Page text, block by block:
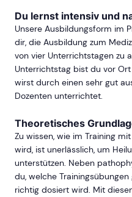
Du lernst intensiv und
Unsere Ausbildungsform im
dir, die Ausbildung zum
von vier Unterrichtstagen zu
Unterrichtstag bist du vor
wirst durch einen sehr gut
Dozenten unterrichtet.
Theoretisches
Zu wissen, wie im Training
wird, ist unerlässlich, um
unterstützen. Neben
du, welche
richtig dosiert wird. Mit